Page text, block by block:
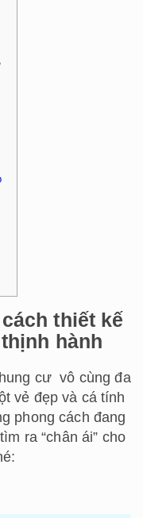
thiết kế
hành
cư vô cùng đa
vẻ đẹp và cá tính
phong cách đang
ra “chân ái” cho